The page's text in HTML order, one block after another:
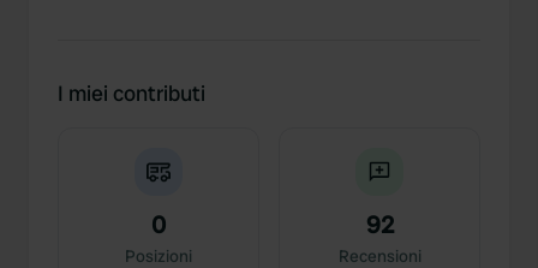
I miei contributi
0
Posizioni
92
Recensioni